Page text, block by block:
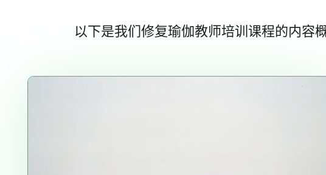
以下是我们修复瑜伽教师培训课程的内容